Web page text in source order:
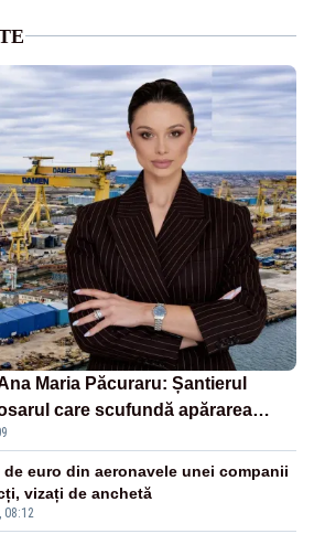
Maria Păcuraru: Șantierul
care scufundă apărarea
08:12
de euro din aeronavele unei companii
vizați de anchetă